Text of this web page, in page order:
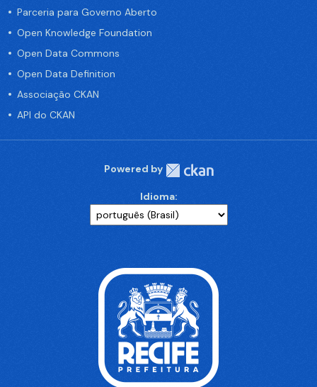
Parceria para Governo Aberto
Open Knowledge Foundation
Open Data Commons
Open Data Definition
Associação CKAN
API do CKAN
Powered by
Idioma